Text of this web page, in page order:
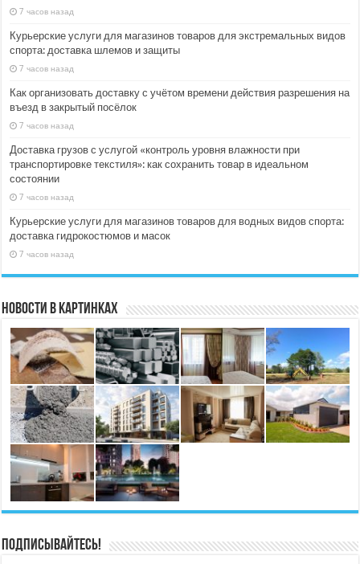
7 часов назад
Курьерские услуги для магазинов товаров для экстремальных видов
спорта: доставка шлемов и защиты
7 часов назад
Как организовать доставку с учётом времени действия разрешения на
въезд в закрытый посёлок
7 часов назад
Доставка грузов с услугой «контроль уровня влажности при
транспортировке текстиля»: как сохранить товар в идеальном
состоянии
7 часов назад
Курьерские услуги для магазинов товаров для водных видов спорта:
доставка гидрокостюмов и масок
7 часов назад
Новости в картинках
Подписывайтесь!